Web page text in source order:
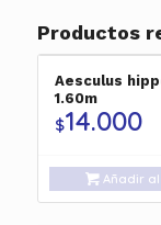
Productos
Aesculus
1.60m
$14.000
Añadir